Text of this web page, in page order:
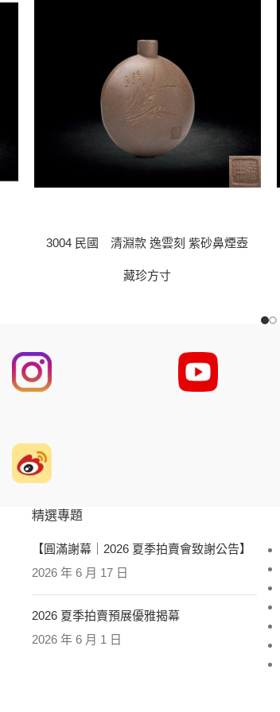
3004 民國 清淵款 逸雲刻 紫砂鼻煙壺
藏珍方寸
精選專題
【圓滿謝幕｜2026 夏季拍賣會致謝公告】
2026 年 6 月 17 日
2026 夏季拍賣預展優雅揭幕
2026 年 6 月 1 日